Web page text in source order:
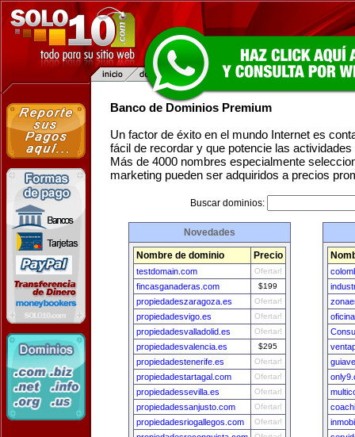
Banco de Dominios Premium
Un factor de éxito en el mundo Internet es
fácil de recordar y que potencie las
Más de 4000 nombres especialmente
marketing pueden ser adquiridos a precios
Buscar dominios:
Novedades
Nombre de dominio Precio
testdomain.com Ofertar!
fincasganaderas.com $199
propiedadeszaragoza.es Ofertar!
propiedadesvigo.es Ofertar!
propiedadesvalladolid.es Ofertar!
propiedadesvalencia.es $295
propiedadestenerife.es Ofertar!
propiedadestartagal.com Ofertar!
propiedadessevilla.es Ofertar!
propiedadessanjusto.com Ofertar!
propiedadesriogallegos.com Ofertar!